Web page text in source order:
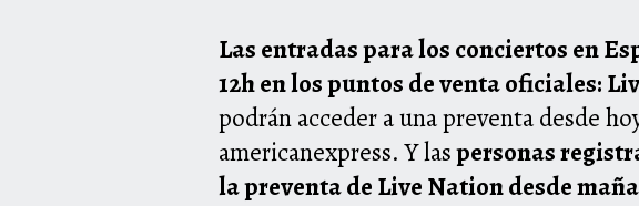
Las entradas para los conciertos en
12h en los puntos de venta oficiales:
podrán acceder a una preventa desde
americanexpress. Y laspersonas
la preventa de Live Nation desde